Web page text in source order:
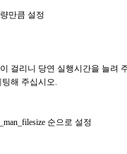
만큼 설정
걸리니 당연 실행시간을 늘려
해 주십시오.
순으로 설정